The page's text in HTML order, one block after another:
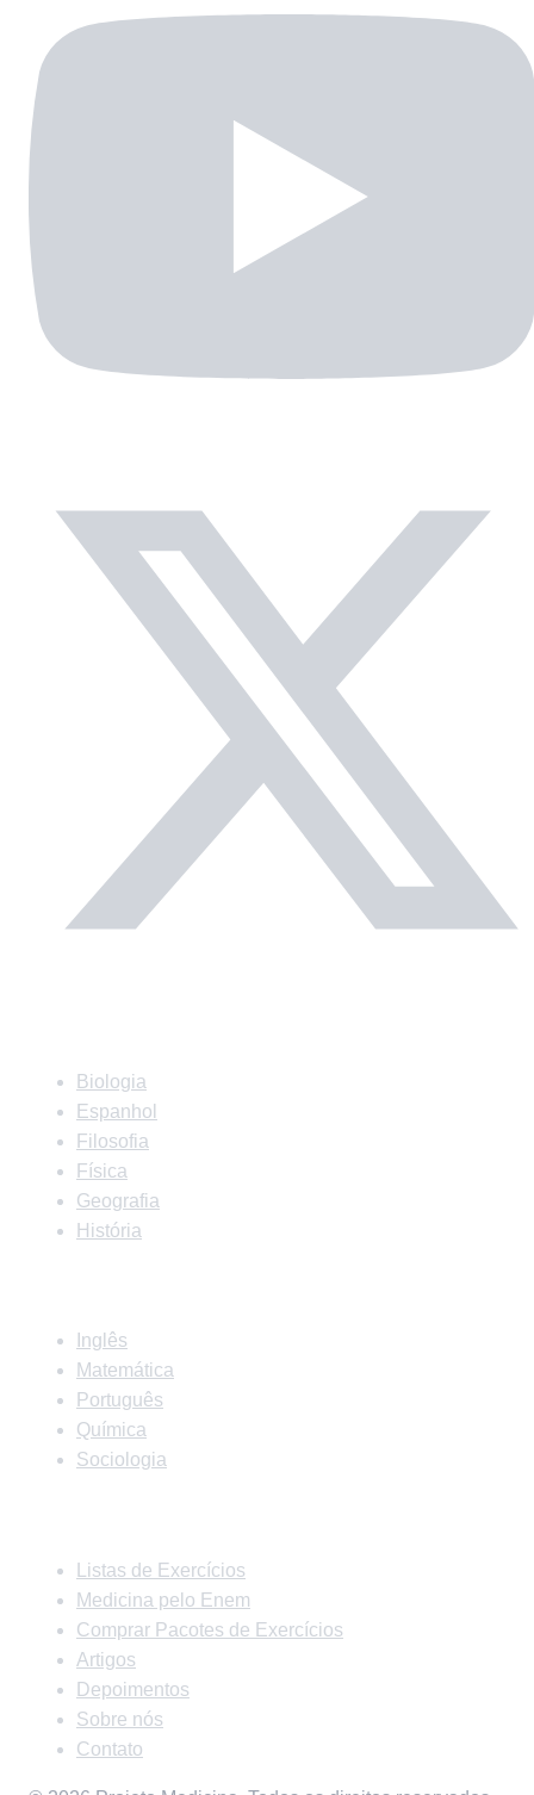
Biologia
Espanhol
Filosofia
Física
Geografia
História
Inglês
Matemática
Português
Química
Sociologia
Listas de Exercícios
Medicina pelo Enem
Comprar Pacotes de Exercícios
Artigos
Depoimentos
Sobre nós
Contato